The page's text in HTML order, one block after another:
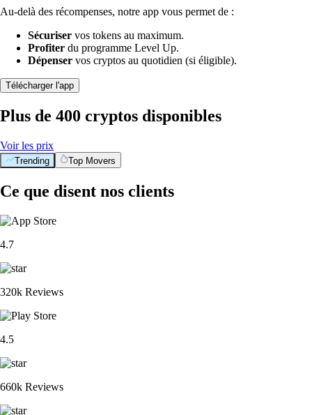
Au-delà des récompenses, notre app vous permet de :
Sécuriser vos tokens au maximum.
Profiter du programme Level Up.
Dépenser vos cryptos au quotidien (si éligible).
Télécharger l'app
Plus de 400 cryptos disponibles
Voir les prix
Trending Top Movers
Ce que disent nos clients
4.7
320k Reviews
4.5
660k Reviews